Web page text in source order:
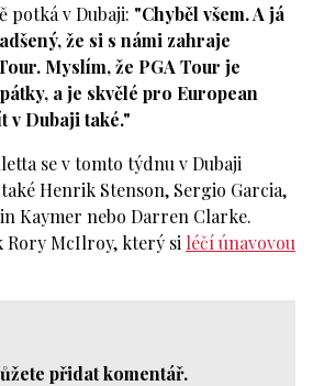
potká v Dubaji: "Chyběl všem. A já
že si s námi zahraje
Myslím, že PGA Tour je
a je skvělé pro European
v Dubaji také."
se v tomto týdnu v Dubaji
Henrik Stenson, Sergio Garcia,
Kaymer nebo Darren Clarke.
Rory McIlroy, který si léčí únavovou
přidat komentář.